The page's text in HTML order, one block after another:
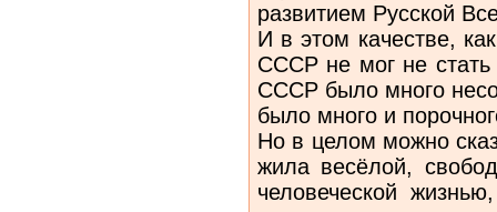
развитием Русской
И в этом качестве,
СССР не мог не
СССР было много
было много и
Но в целом можно
жила весёлой,
человеческой